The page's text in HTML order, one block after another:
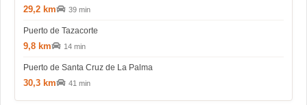
29,2 km 39 min
Puerto de Tazacorte
9,8 km 14 min
Puerto de Santa Cruz de La Palma
30,3 km 41 min